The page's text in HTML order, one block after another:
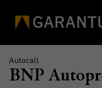
Autocall
BNP